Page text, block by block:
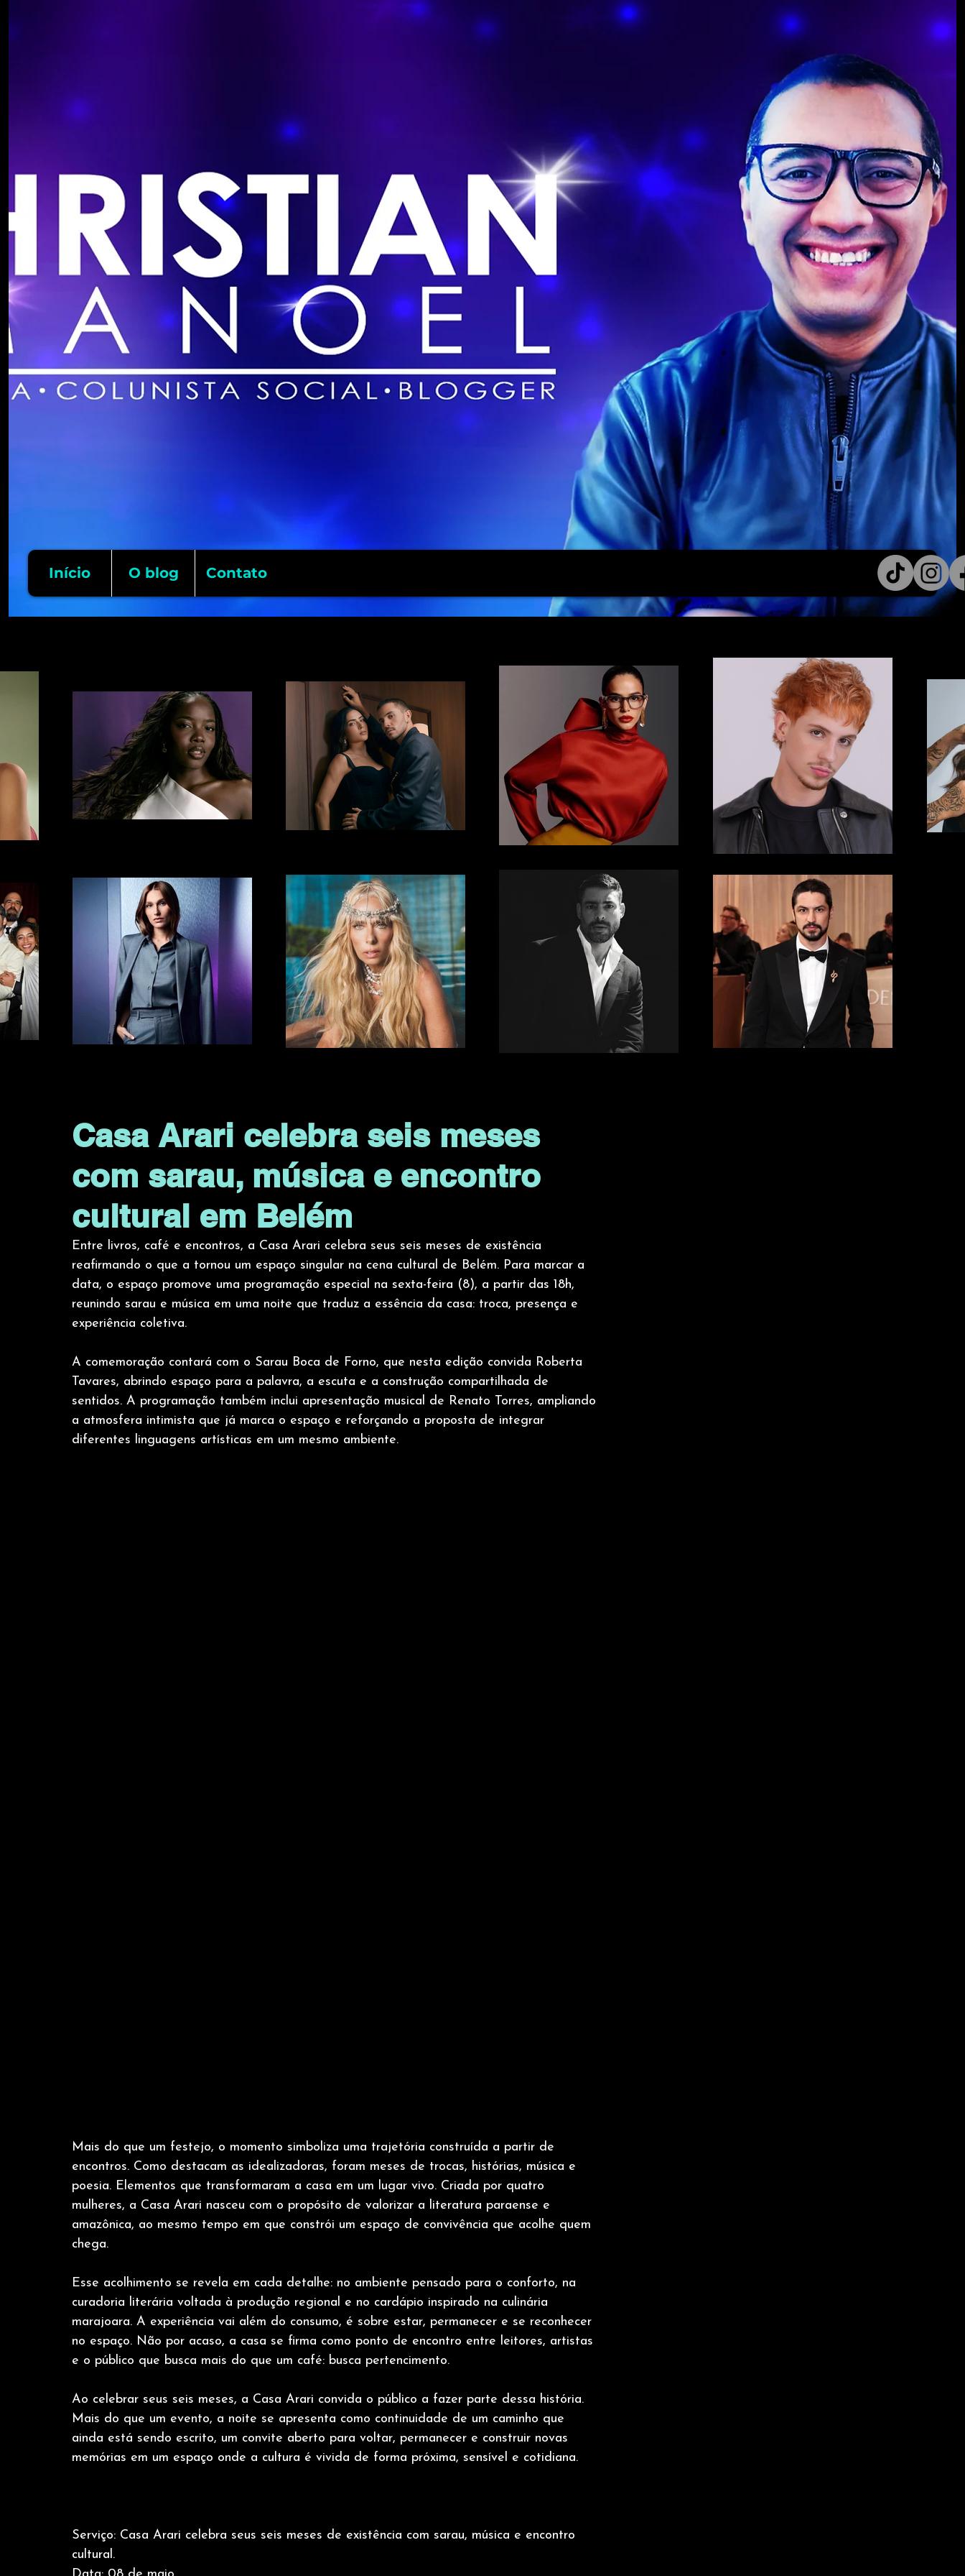
Início O blog Contato
Casa Arari celebra seis meses
com sarau, música e encontro
cultural em Belém
Entre livros, café e encontros, a Casa Arari celebra seus seis meses de existência
reafirmando o que a tornou um espaço singular na cena cultural de Belém. Para marcar a
data, o espaço promove uma programação especial na sexta-feira (8), a partir das 18h,
reunindo sarau e música em uma noite que traduz a essência da casa: troca, presença e
experiência coletiva.
A comemoração contará com o Sarau Boca de Forno, que nesta edição convida Roberta
Tavares, abrindo espaço para a palavra, a escuta e a construção compartilhada de
sentidos. A programação também inclui apresentação musical de Renato Torres, ampliando
a atmosfera intimista que já marca o espaço e reforçando a proposta de integrar
diferentes linguagens artísticas em um mesmo ambiente.
Mais do que um festejo, o momento simboliza uma trajetória construída a partir de
encontros. Como destacam as idealizadoras, foram meses de trocas, histórias, música e
poesia. Elementos que transformaram a casa em um lugar vivo. Criada por quatro
mulheres, a Casa Arari nasceu com o propósito de valorizar a literatura paraense e
amazônica, ao mesmo tempo em que constrói um espaço de convivência que acolhe quem
chega.
Esse acolhimento se revela em cada detalhe: no ambiente pensado para o conforto, na
curadoria literária voltada à produção regional e no cardápio inspirado na culinária
marajoara. A experiência vai além do consumo, é sobre estar, permanecer e se reconhecer
no espaço. Não por acaso, a casa se firma como ponto de encontro entre leitores, artistas
e o público que busca mais do que um café: busca pertencimento.
Ao celebrar seus seis meses, a Casa Arari convida o público a fazer parte dessa história.
Mais do que um evento, a noite se apresenta como continuidade de um caminho que
ainda está sendo escrito, um convite aberto para voltar, permanecer e construir novas
memórias em um espaço onde a cultura é vivida de forma próxima, sensível e cotidiana.
Serviço: Casa Arari celebra seus seis meses de existência com sarau, música e encontro
cultural.